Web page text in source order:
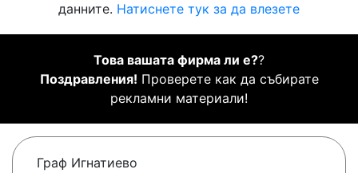
данните. Натиснете тук за да влезете
Това вашата фирма ли е??
Поздравления! Проверете как да събирате
рекламни материали!
Граф Игнатиево